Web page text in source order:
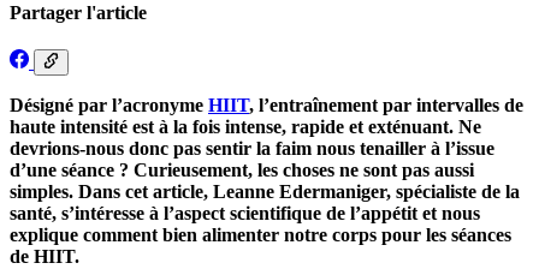
Partager l'article
Désigné par l’acronyme HIIT, l’entraînement par intervalles de
haute intensité est à la fois intense, rapide et exténuant. Ne
devrions-nous donc pas sentir la faim nous tenailler à l’issue
d’une séance ? Curieusement, les choses ne sont pas aussi
simples. Dans cet article, Leanne Edermaniger, spécialiste de la
santé, s’intéresse à l’aspect scientifique de l’appétit et nous
explique comment bien alimenter notre corps pour les séances
de HIIT.